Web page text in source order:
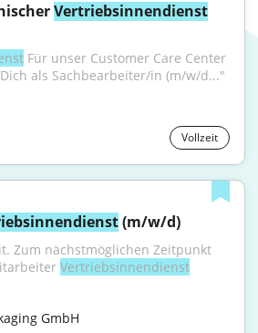
Vertriebsinnendienst
Für unser Customer Care Center
als Sachbearbeiter/in (m/w/d..."
Vollzeit
(m/w/d)
Zum nächstmöglichen Zeitpunkt
Vertriebsinnendienst
GmbH